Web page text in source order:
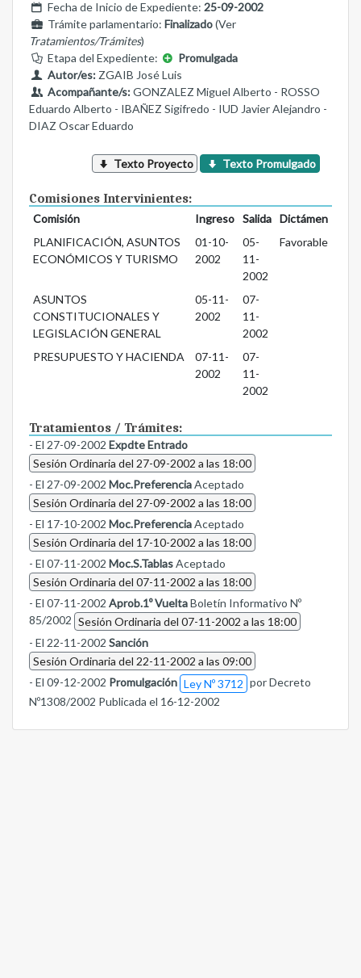
Fecha de Inicio de Expediente: 25-09-2002
Trámite parlamentario: Finalizado(Ver
Tratamientos/Trámites)
Etapa del Expediente:
Promulgada
Autor/es:ZGAIB José Luis
Acompañante/s:GONZALEZ Miguel Alberto - ROSSO
Eduardo Alberto - IBAÑEZ Sigifredo - IUD Javier Alejandro -
DIAZ Oscar Eduardo
Texto Proyecto Texto Promulgado
Comisiones Intervinientes:
Comisión Ingreso Salida
Dictámen
PLANIFICACIÓN, ASUNTOS
ECONÓMICOS Y TURISMO
01-10-
2002
05-
11-
2002
Favorable
ASUNTOS
CONSTITUCIONALES Y
LEGISLACIÓN GENERAL
05-11-
2002
07-
11-
2002
PRESUPUESTO Y HACIENDA
07-11-
2002
07-
11-
2002
Tratamientos / Trámites:
- El 27-09-2002 Expdte Entrado
Sesión Ordinaria del 27-09-2002 a las 18:00
- El 27-09-2002 Moc.PreferenciaAceptado
Sesión Ordinaria del 27-09-2002 a las 18:00
- El 17-10-2002 Moc.PreferenciaAceptado
Sesión Ordinaria del 17-10-2002 a las 18:00
- El 07-11-2002 Moc.S.TablasAceptado
Sesión Ordinaria del 07-11-2002 a las 18:00
- El 07-11-2002 Aprob.1º VueltaBoletín Informativo Nº
85/2002 Sesión Ordinaria del 07-11-2002 a las 18:00
- El 22-11-2002 Sanción
Sesión Ordinaria del 22-11-2002 a las 09:00
- El 09-12-2002 Promulgación Ley Nº 3712 por Decreto
Nº1308/2002 Publicada el 16-12-2002